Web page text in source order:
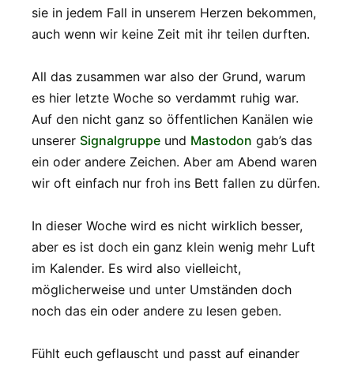
sie in jedem Fall in unserem Herzen bekommen,
auch wenn wir keine Zeit mit ihr teilen durften.
All das zusammen war also der Grund, warum
es hier letzte Woche so verdammt ruhig war.
Auf den nicht ganz so öffentlichen Kanälen wie
unserer Signalgruppe und Mastodon gab’s das
ein oder andere Zeichen. Aber am Abend waren
wir oft einfach nur froh ins Bett fallen zu dürfen.
In dieser Woche wird es nicht wirklich besser,
aber es ist doch ein ganz klein wenig mehr Luft
im Kalender. Es wird also vielleicht,
möglicherweise und unter Umständen doch
noch das ein oder andere zu lesen geben.
Fühlt euch geflauscht und passt auf einander